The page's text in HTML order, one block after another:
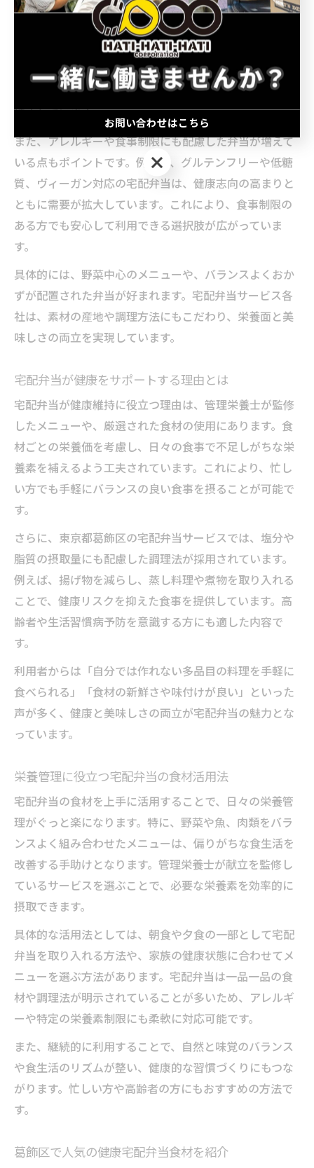
東京都葛飾区で宅配弁当を選ぶ際、健康を意識する方が
重視するのは「食材の質」と「栄養バランス」です。特
に地元産の新鮮な野菜や、旬の食材を取り入れたメニュ
ーが人気を集めています。こうした食材選びによって、
食事の安全性や味の良さが保たれ、幅広い年代の方に支
持されています。
また、アレルギーや食事制限にも配慮した弁当が増えて
いる点もポイントです。例えば、グルテンフリーや低糖
質、ヴィーガン対応の宅配弁当は、健康志向の高まりと
ともに需要が拡大しています。これにより、食事制限の
ある方でも安心して利用できる選択肢が広がっていま
す。
具体的には、野菜中心のメニューや、バランスよくおか
ずが配置された弁当が好まれます。宅配弁当サービス各
社は、素材の産地や調理方法にもこだわり、栄養面と美
味しさの両立を実現しています。
宅配弁当が健康をサポートする理由とは
宅配弁当が健康維持に役立つ理由は、管理栄養士が監修
したメニューや、厳選された食材の使用にあります。食
材ごとの栄養価を考慮し、日々の食事で不足しがちな栄
養素を補えるよう工夫されています。これにより、忙し
い方でも手軽にバランスの良い食事を摂ることが可能で
す。
さらに、東京都葛飾区の宅配弁当サービスでは、塩分や
脂質の摂取量にも配慮した調理法が採用されています。
例えば、揚げ物を減らし、蒸し料理や煮物を取り入れる
ことで、健康リスクを抑えた食事を提供しています。高
齢者や生活習慣病予防を意識する方にも適した内容で
す。
利用者からは「自分では作れない多品目の料理を手軽に
食べられる」「食材の新鮮さや味付けが良い」といった
声が多く、健康と美味しさの両立が宅配弁当の魅力とな
っています。
栄養管理に役立つ宅配弁当の食材活用法
宅配弁当の食材を上手に活用することで、日々の栄養管
理がぐっと楽になります。特に、野菜や魚、肉類をバラ
ンスよく組み合わせたメニューは、偏りがちな食生活を
改善する手助けとなります。管理栄養士が献立を監修し
ているサービスを選ぶことで、必要な栄養素を効率的に
摂取できます。
具体的な活用法としては、朝食や夕食の一部として宅配
弁当を取り入れる方法や、家族の健康状態に合わせてメ
ニューを選ぶ方法があります。宅配弁当は一品一品の食
材や調理法が明示されていることが多いため、アレルギ
ーや特定の栄養素制限にも柔軟に対応可能です。
また、継続的に利用することで、自然と味覚のバランス
や食生活のリズムが整い、健康的な習慣づくりにもつな
がります。忙しい方や高齢者の方にもおすすめの方法で
す。
葛飾区で人気の健康宅配弁当食材を紹介
お問い合わせはこちら
お問い合わせはこちら